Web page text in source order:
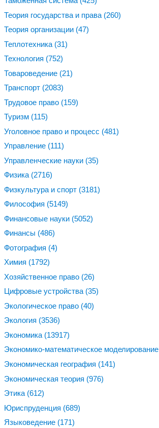
Теория государства и права (260)
Теория организации (47)
Теплотехника (31)
Технология (752)
Товароведение (21)
Транспорт (2083)
Трудовое право (159)
Туризм (115)
Уголовное право и процесс (481)
Управление (111)
Управленческие науки (35)
Физика (2716)
Физкультура и спорт (3181)
Философия (5149)
Финансовые науки (5052)
Финансы (486)
Фотография (4)
Химия (1792)
Хозяйственное право (26)
Цифровые устройства (35)
Экологическое право (40)
Экология (3536)
Экономика (13917)
Экономико-математическое моделирование
Экономическая география (141)
Экономическая теория (976)
Этика (612)
Юриспруденция (689)
Языковедение (171)